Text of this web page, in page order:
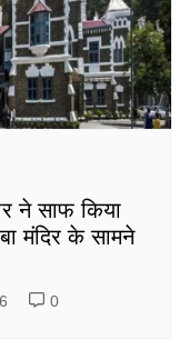
ने साफ किया
मंदिर के सामने
0